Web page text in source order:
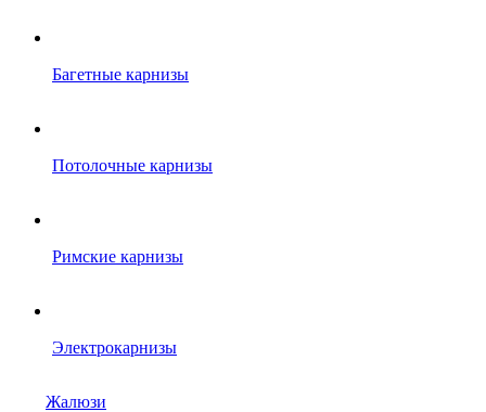
Багетные карнизы
Потолочные карнизы
Римские карнизы
Электрокарнизы
Жалюзи